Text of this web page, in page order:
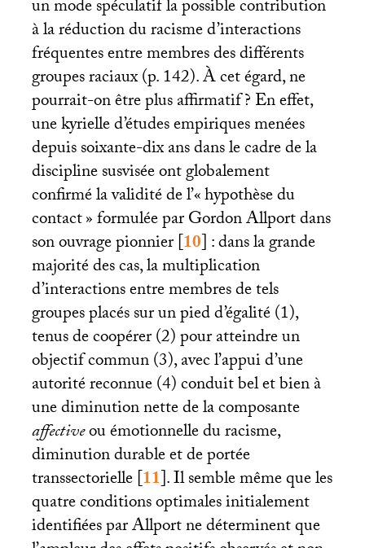
un mode spéculatif la possible contribution
à la réduction du racisme d’interactions
fréquentes entre membres des différents
groupes raciaux (p. 142). À cet égard, ne
pourrait-on être plus affirmatif? En effet,
une kyrielle d’études empiriques menées
depuis soixante-dix ans dans le cadre de la
discipline susvisée ont globalement
confirmé la validité de l’«hypothèse du
contact» formulée par Gordon Allport dans
son ouvrage pionnier[10]: dans la grande
majorité des cas, la multiplication
d’interactions entre membres de tels
groupes placés sur un pied d’égalité (1),
tenus de coopérer (2) pour atteindre un
objectif commun (3), avec l’appui d’une
autorité reconnue (4) conduit bel et bien à
une diminution nette de la composante
affectiveou émotionnelle du racisme,
diminution durable et de portée
transsectorielle[11]. Il semble même que les
quatre conditions optimales initialement
identifiées par Allport ne déterminent que